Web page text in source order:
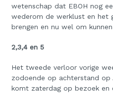
wetenschap dat EBOH nog
wederom de werklust en het
brengen en nu wel om
2,3,4 en 5
Het tweede verloor vorige
zodoende op achterstand op
komt zaterdag op bezoek en